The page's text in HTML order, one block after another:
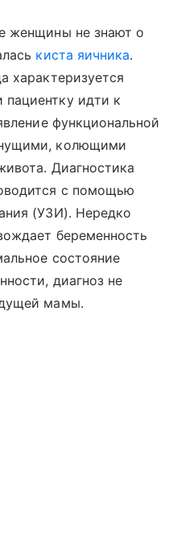
женщины не знают о
киста яичника.
характеризуется
идти к
функциональной
колющими
Диагностика
с помощью
(УЗИ). Нередко
беременность
состояние
диагноз не
мамы.